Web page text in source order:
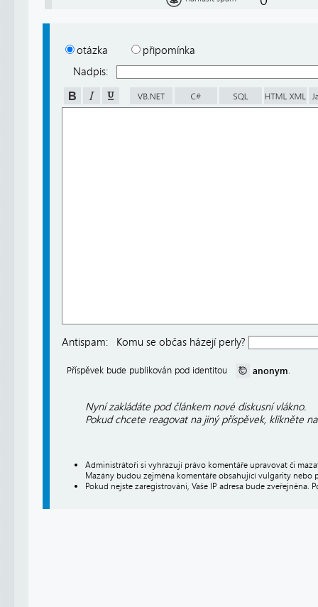
otázka
připomínka
Nadpis:
Antispam: Komu se občas házejí perly?
Příspěvek bude publikován pod identitou anonym.
Nyní zakládáte pod článkem nové diskusní vlákno.
Pokud chcete reagovat na jiný příspěvek, klikněte
Administrátoři si vyhrazují právo komentáře upravovat či
Mazány budou zejména komentáře obsahující vulgarity nebo
Pokud nejste zaregistrováni, Vaše IP adresa bude